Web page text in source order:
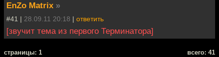
EnZo Matrix »
#41 | 28.09.11 20:18 | ответить
[звучит тема из первого Терминатора]
cтраницы: 1 всего: 41